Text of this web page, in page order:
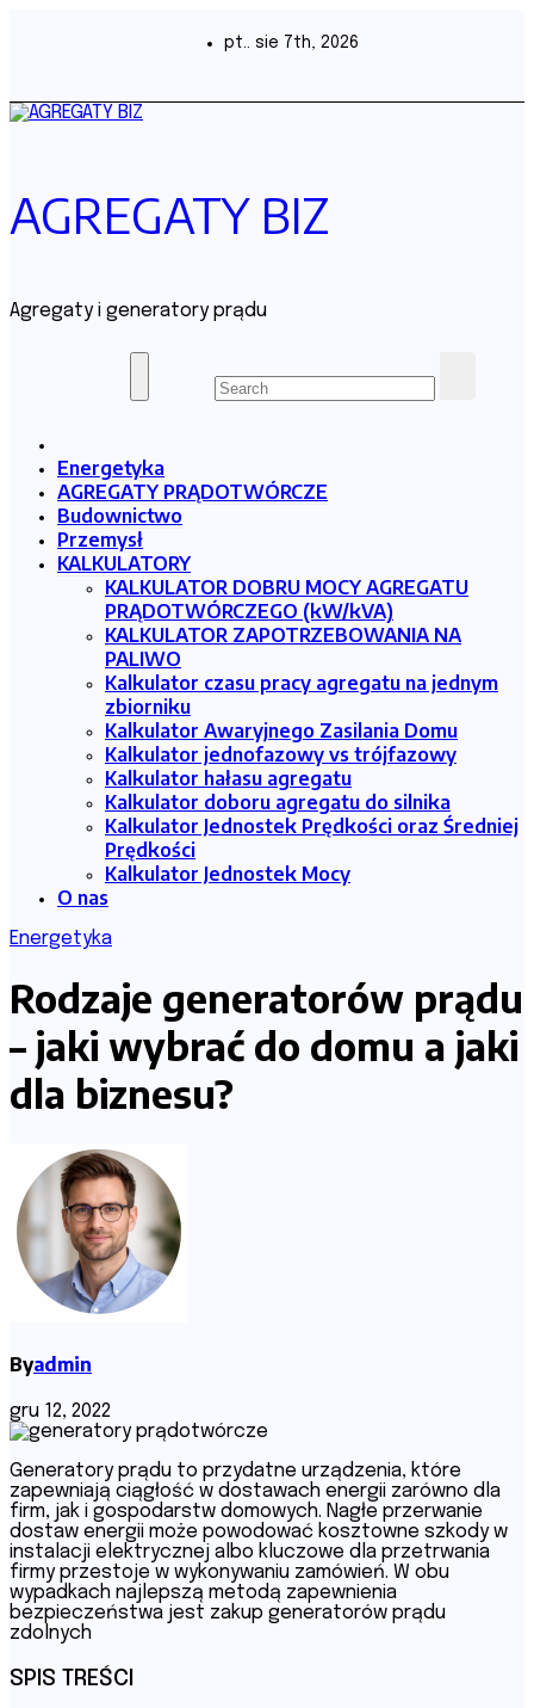
pt.. sie 7th, 2026
AGREGATY BIZ
Agregaty i generatory prądu
Energetyka
AGREGATY PRĄDOTWÓRCZE
Budownictwo
Przemysł
KALKULATORY
KALKULATOR DOBRU MOCY AGREGATU
PRĄDOTWÓRCZEGO (kW/kVA)
KALKULATOR ZAPOTRZEBOWANIA NA
PALIWO
Kalkulator czasu pracy agregatu na jednym
zbiorniku
Kalkulator Awaryjnego Zasilania Domu
Kalkulator jednofazowy vs trójfazowy
Kalkulator hałasu agregatu
Kalkulator doboru agregatu do silnika
Kalkulator Jednostek Prędkości oraz Średniej
Prędkości
Kalkulator Jednostek Mocy
O nas
Energetyka
Rodzaje generatorów prądu
– jaki wybrać do domu a jaki
dla biznesu?
Byadmin
gru 12, 2022
Generatory prądu to przydatne urządzenia, które
zapewniają ciągłość w dostawach energii zarówno dla
firm, jak i gospodarstw domowych. Nagłe przerwanie
dostaw energii może powodować kosztowne szkody w
instalacji elektrycznej albo kluczowe dla przetrwania
firmy przestoje w wykonywaniu zamówień. W obu
wypadkach najlepszą metodą zapewnienia
bezpieczeństwa jest zakup generatorów prądu
zdolnych
SPIS TREŚCI